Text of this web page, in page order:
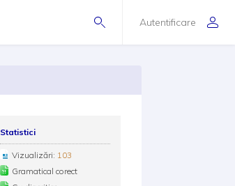
Autentificare
Statistici
Vizualizări: 103
Gramatical corect